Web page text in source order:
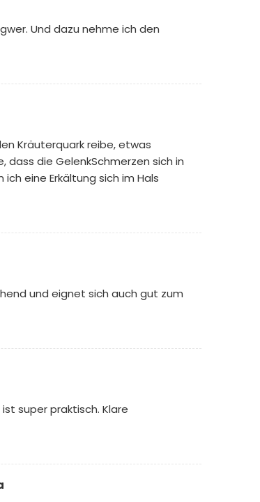
Und dazu nehme ich den
Kräuterquark reibe, etwas
die GelenkSchmerzen sich in
eine Erkältung sich im Hals
und eignet sich auch gut zum
super praktisch. Klare